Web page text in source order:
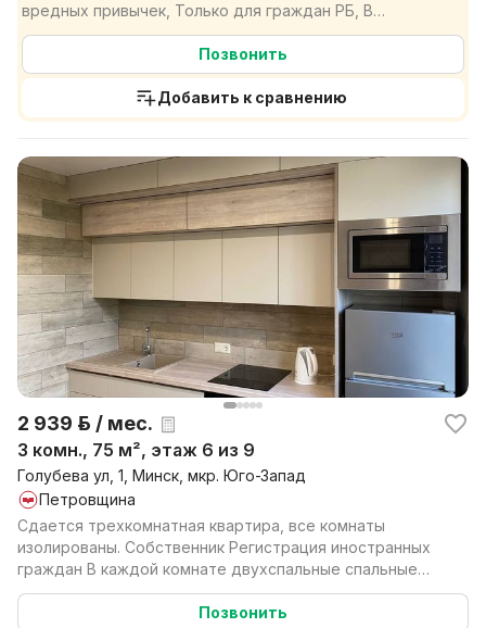
вредных привычек, Только для граждан РБ, В
квартире ме...
Позвонить
Добавить к сравнению
2 939 р. / мес.
3 комн., 75 м², этаж 6 из 9
Голубева ул, 1, Минск, мкр. Юго-Запад
Петровщина
Сдается трехкомнатная квартира, все комнаты
изолированы. Собственник Регистрация иностранных
граждан В каждой комнате двухспальные спальные
места, ...
Позвонить